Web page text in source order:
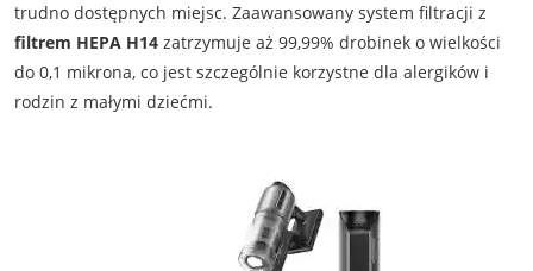
trudno dostępnych miejsc. Zaawansowany system filtracji z
filtrem HEPA H14zatrzymuje aż 99,99% drobinek o wielkości
do 0,1 mikrona, co jest szczególnie korzystne dla alergików i
rodzin z małymi dziećmi.